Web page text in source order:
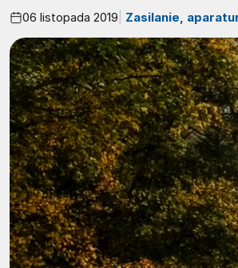
06 listopada 2019 Zasilanie,